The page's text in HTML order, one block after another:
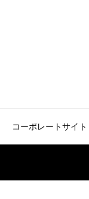
コーポレートサイト